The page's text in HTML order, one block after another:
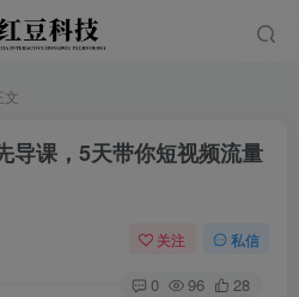
文
导课，5天带你短视频流量
关注 私信
0 96 28